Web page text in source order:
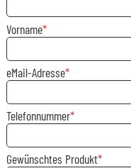
Vorname
eMail-Adresse
Telefonnummer
Gewünschtes Produkt